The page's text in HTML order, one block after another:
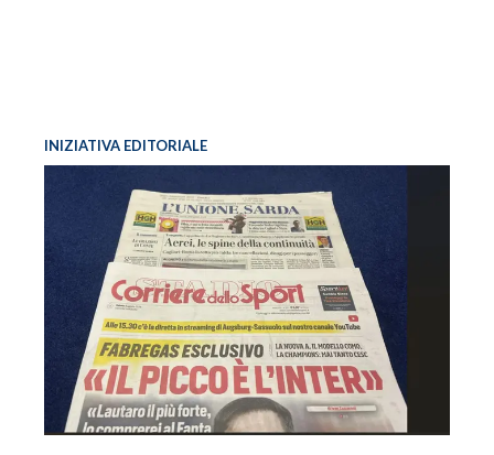
INIZIATIVA EDITORIALE